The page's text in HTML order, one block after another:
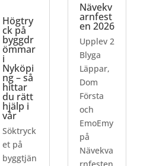
Högtry
ck på
byggdr
ömmar
i
Nyköpi
ng – så
hittar
du rätt
hjälp i
vår
Söktryck
et på
byggtjän
Nävekv
arnfest
en 2026
Upplev 2
Blyga
Läppar,
Dom
Första
och
EmoEmy
på
Nävekva